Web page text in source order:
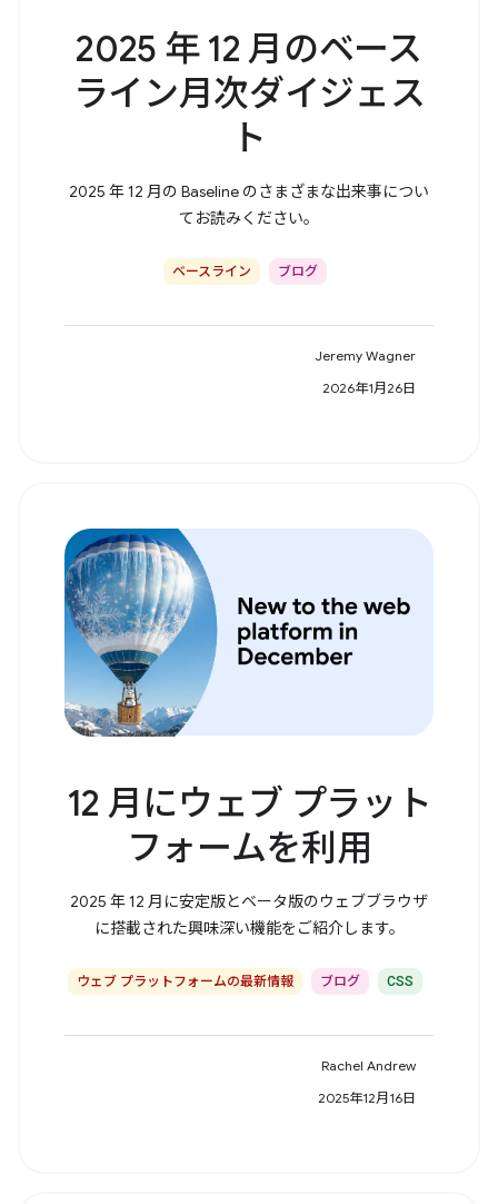
2025 年 12 月のベース
ライン月次ダイジェス
ト
2025 年 12 月の Baseline のさまざまな出来事につい
てお読みください。
ベースライン ブログ
Jeremy Wagner
2026年1月26日
12 月にウェブ プラット
フォームを利用
2025 年 12 月に安定版とベータ版のウェブブラウザ
に搭載された興味深い機能をご紹介します。
ウェブ プラットフォームの最新情報 ブログ CSS
Rachel Andrew
2025年12月16日